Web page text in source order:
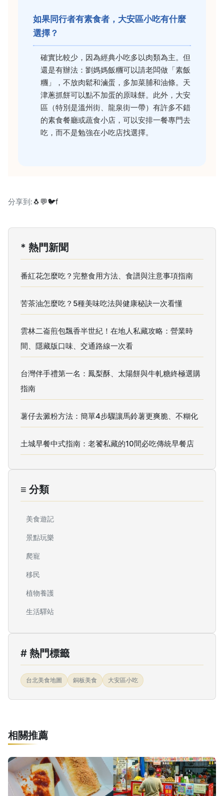
如果同行者有素食者，大安區小吃有什麼
選擇？
確實比較少，因為經典小吃多以肉類為主。但
還是有辦法：劉媽媽飯糰可以請老闆做「素飯
糰」，不放肉鬆和滷蛋，多加菜脯和油條。天
津蔥抓餅可以點不加蛋的原味餅。此外，大安
區（特別是溫州街、龍泉街一帶）有許多不錯
的素食餐廳或蔬食小店，可以安排一餐專門去
吃，而不是勉強在小吃店找選擇。
分享到:🐧💬🐦f
* 熱門新聞
番紅花怎麼吃？完整食用方法、食譜與注意事項指南
苦茶油怎麼吃？5種美味吃法與健康秘訣一次看懂
雲林二崙煎包飄香半世紀！在地人私藏攻略：營業時
間、隱藏版口味、交通路線一次看
台灣伴手禮第一名：鳳梨酥、太陽餅與牛軋糖終極選購
指南
薯仔去澱粉方法：簡單4步驟讓馬鈴薯更爽脆、不糊化
土城早餐中式指南：老饕私藏的10間必吃傳統早餐店
≡ 分類
美食遊記
景點玩樂
爬寵
移民
植物養護
生活驛站
# 熱門標籤
台北美食地圖 銅板美食 大安區小吃
相關推薦